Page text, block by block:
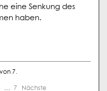
eine Senkung des
haben.
7.
… 7 Nächste